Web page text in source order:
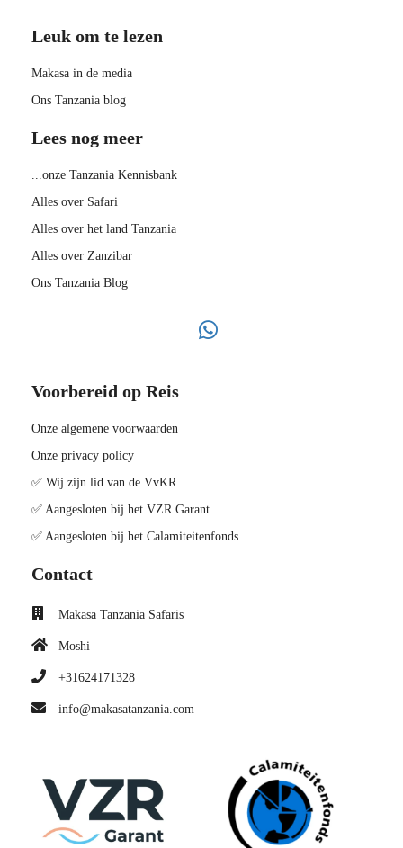
Leuk om te lezen
Makasa in de media
Ons Tanzania blog
Lees nog meer
...onze Tanzania Kennisbank
Alles over Safari
Alles over het land Tanzania
Alles over Zanzibar
Ons Tanzania Blog
Voorbereid op Reis
Onze algemene voorwaarden
Onze privacy policy
✅ Wij zijn lid van de VvKR
✅ Aangesloten bij het VZR Garant
✅ Aangesloten bij het Calamiteitenfonds
Contact
Makasa Tanzania Safaris
Moshi
+31624171328
info@makasatanzania.com